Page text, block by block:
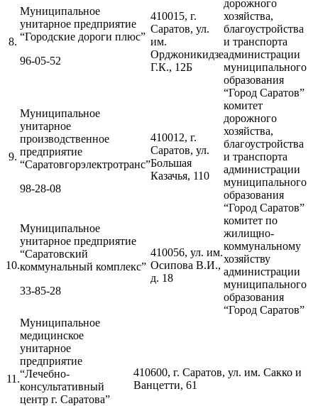
8.
Муниципальное
унитарное предприятие
“Городские дороги плюс”
96-05-52
410015, г.
Саратов, ул.
им.
Орджоникидзе
Г.К., 12Б
дорожного
хозяйства,
благоустройства
и транспорта
администрации
муниципального
образования
“Город Саратов”
9.
Муниципальное
унитарное
производственное
предприятие
“Саратовгорэлектротранс”
98-28-08
410012, г.
Саратов, ул.
Большая
Казачья, 110
комитет
дорожного
хозяйства,
благоустройства
и транспорта
администрации
муниципального
образования
“Город Саратов”
10.
Муниципальное
унитарное предприятие
“Саратовский
коммунальный комплекс”
33-85-28
410056, ул. им.
Осипова В.И.,
д. 18
комитет по
жилищно-
коммунальному
хозяйству
администрации
муниципального
образования
“Город Саратов”
11.
Муниципальное
медицинское
унитарное
предприятие
“Лечебно-
консультативный
центр г. Саратова”
410600, г. Саратов, ул. им. Сакко и
Ванцетти, 61